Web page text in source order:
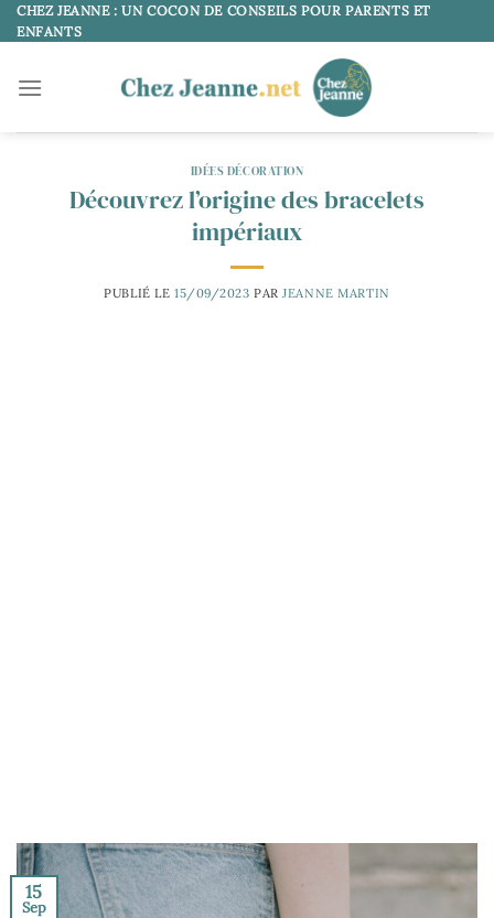
Passer
au
CHEZ JEANNE : UN COCON DE CONSEILS POUR PARENTS ET
ENFANTS
IDÉES DÉCORATION
Découvrez l’origine des bracelets
impériaux
PUBLIÉ LE 15/09/2023 PAR JEANNE MARTIN
15
Sep